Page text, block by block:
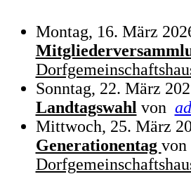
Montag, 16. März
Sonntag, 22. März
Landtagswahl von
Mittwoch, 25. März
Generationentag von